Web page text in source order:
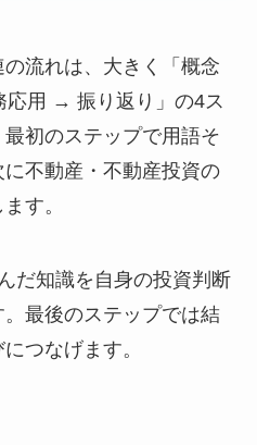
流れは、大きく「概念
用 → 振り返り」の4ス
初のステップで用語そ
不動産・不動産投資の
す。
だ知識を自身の投資判断
最後のステップでは結
つなげます。